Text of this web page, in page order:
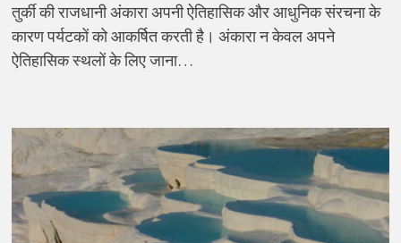
तुर्की की राजधानी अंकारा अपनी ऐतिहासिक और आधुनिक संरचना के
कारण पर्यटकों को आकर्षित करती है। अंकारा न केवल अपने
ऐतिहासिक स्थलों के लिए जाना…